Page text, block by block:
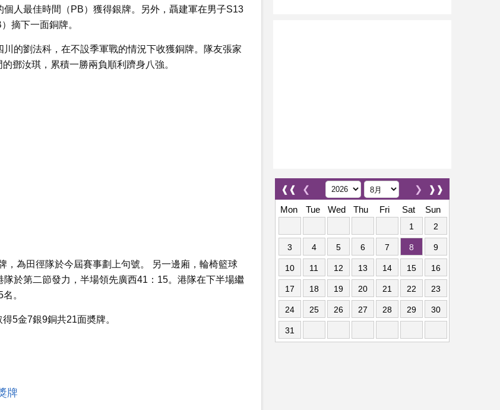
人最佳時間（PB）獲得銀牌。另外，聶建軍在男子S13
摘下一面銅牌。
的劉法科，在不設季軍戰的情況下收獲銅牌。隊友張家
鄧汝琪，累積一勝兩負順利躋身八強。
，為田徑隊於今屆賽事劃上句號。 另一邊廂，輪椅籃球
於第二節發力，半場領先廣西41：15。港隊在下半場繼
。
5金7銀9銅共21面奬牌。
牌
❰❰ ❮ ❱❱
❯
Mon
Tue Wed Thu Fri Sat Sun
1 2
3 4 5 6 7 8 9
10 11 12 13 14 15 16
17 18 19 20 21 22 23
24 25 26 27 28 29 30
31